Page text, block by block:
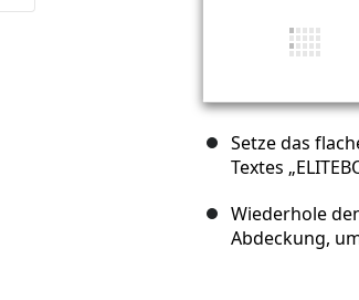
Setze das
Textes
Wiederhole
Abdeckung,